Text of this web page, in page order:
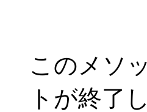
このメソ
トが終了